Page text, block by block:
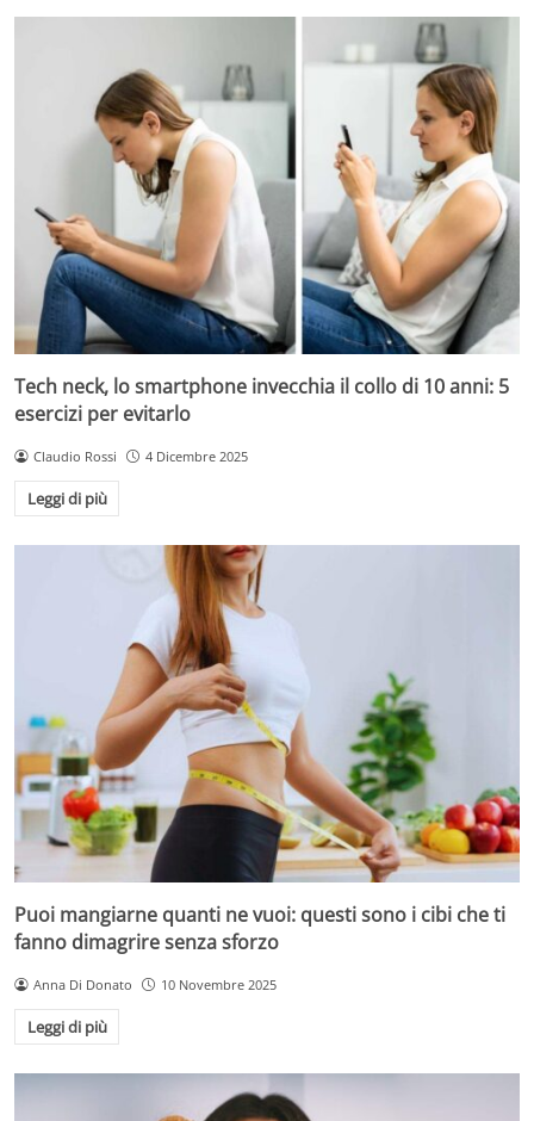
Tech neck, lo smartphone invecchia il collo di 10 anni: 5
esercizi per evitarlo
Claudio Rossi 4 Dicembre 2025
Leggi di più
Puoi mangiarne quanti ne vuoi: questi sono i cibi che ti
fanno dimagrire senza sforzo
Anna Di Donato 10 Novembre 2025
Leggi di più